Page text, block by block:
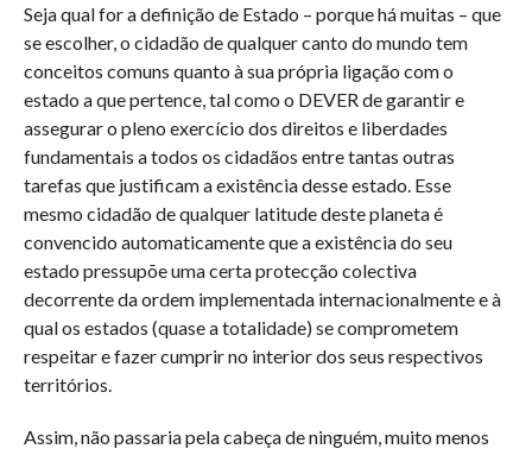
Seja qual for a definição de Estado – porque há muitas – que
se escolher, o cidadão de qualquer canto do mundo tem
conceitos comuns quanto à sua própria ligação com o
estado a que pertence, tal como o DEVER de garantir e
assegurar o pleno exercício dos direitos e liberdades
fundamentais a todos os cidadãos entre tantas outras
tarefas que justificam a existência desse estado. Esse
mesmo cidadão de qualquer latitude deste planeta é
convencido automaticamente que a existência do seu
estado pressupõe uma certa protecção colectiva
decorrente da ordem implementada internacionalmente e à
qual os estados (quase a totalidade) se comprometem
respeitar e fazer cumprir no interior dos seus respectivos
territórios.
Assim, não passaria pela cabeça de ninguém, muito menos